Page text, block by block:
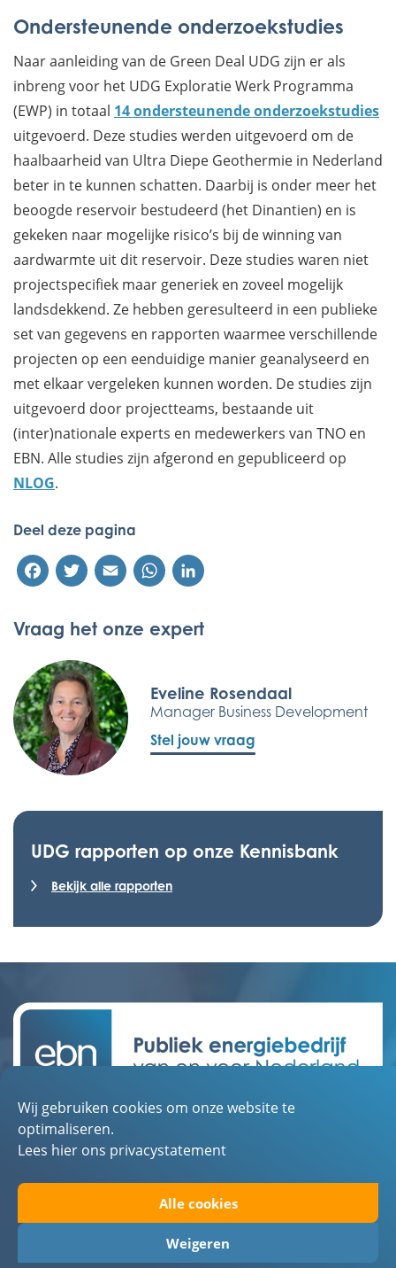
Wij gebruiken cookies om onze website te
optimaliseren.
Lees hier ons privacystatement
Alle cookies
Weigeren
Ondersteunende onderzoekstudies
Naar aanleiding van de Green Deal UDG zijn er als
inbreng voor het UDG Exploratie Werk Programma
(EWP) in totaal 14 ondersteunende onderzoekstudies
uitgevoerd. Deze studies werden uitgevoerd om de
haalbaarheid van Ultra Diepe Geothermie in Nederland
beter in te kunnen schatten. Daarbij is onder meer het
beoogde reservoir bestudeerd (het Dinantien) en is
gekeken naar mogelijke risico’s bij de winning van
aardwarmte uit dit reservoir. Deze studies waren niet
projectspecifiek maar generiek en zoveel mogelijk
landsdekkend. Ze hebben geresulteerd in een publieke
set van gegevens en rapporten waarmee verschillende
projecten op een eenduidige manier geanalyseerd en
met elkaar vergeleken kunnen worden. De studies zijn
uitgevoerd door projectteams, bestaande uit
(inter)nationale experts en medewerkers van TNO en
EBN. Alle studies zijn afgerond en gepubliceerd op
NLOG.
Deel deze pagina
FacebookTwitterEmail WhatsApp
Vraag het onze expert
Eveline Rosendaal
Manager Business Development
Stel jouw vraag
UDG rapporten op onze Kennisbank
Bekijk alle rapporten
Contact
Over EBN